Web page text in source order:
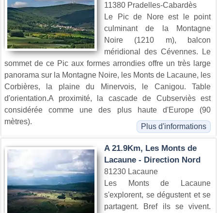
11380 Pradelles-Cabardès
Le Pic de Nore est le point
culminant de la Montagne
Noire (1210 m), balcon
méridional des Cévennes. Le
sommet de ce Pic aux formes arrondies offre un très large
panorama sur la Montagne Noire, les Monts de Lacaune, les
Corbières, la plaine du Minervois, le Canigou. Table
d'orientation.A proximité, la cascade de Cubserviès est
considérée comme une des plus haute d'Europe (90
mètres).
Plus d'informations
A 21.9Km, Les Monts de
Lacaune - Direction Nord
81230 Lacaune
Les Monts de Lacaune
s'explorent, se dégustent et se
partagent. Bref ils se vivent.